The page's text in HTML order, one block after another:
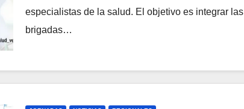
especialistas de la salud. El objetivo es integrar las
brigadas…